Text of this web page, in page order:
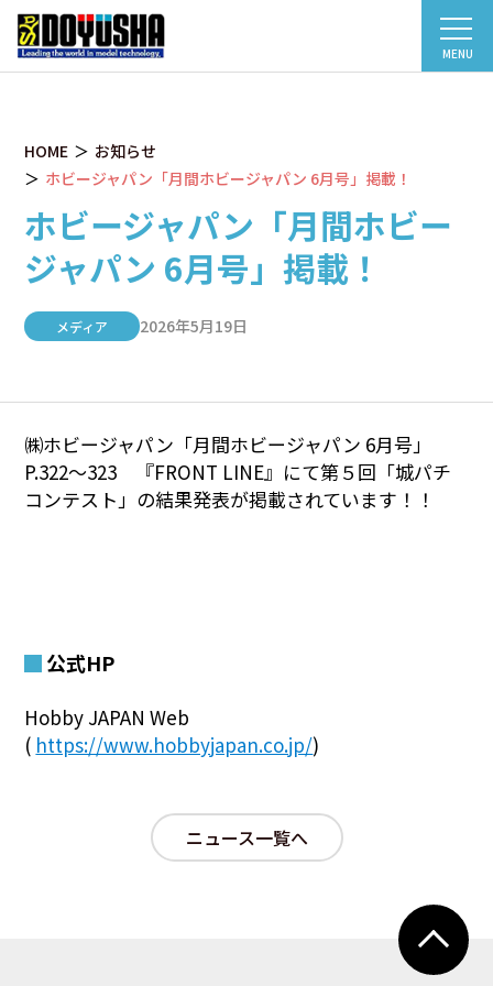
MENU
HOME
お知らせ
ホビージャパン「月間ホビージャパン 6月号」掲載！
ホビージャパン「月間ホビー
ジャパン 6月号」掲載！
メディア 2026年5月19日
㈱ホビージャパン「月間ホビージャパン 6月号」
P.322～323 『FRONT LINE』にて第５回「城パチ
コンテスト」の結果発表が掲載されています！！
公式HP
Hobby JAPAN Web
( https://www.hobbyjapan.co.jp/)
ニュース一覧へ